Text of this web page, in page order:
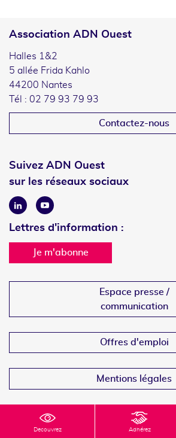
Decouvrez Adhérez
Association ADN Ouest
Halles 1&2
5 allée Frida Kahlo
44200 Nantes
Tél : 02 79 93 79 93
Contactez-nous
Suivez ADN Ouest
sur les réseaux sociaux
LinkedinYoutube
Lettres d'information :
Je m'abonne
Espace presse /
communication
Offres d'emploi
Mentions légales